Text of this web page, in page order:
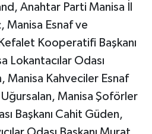
Anahtar Parti Manisa İl
Manisa Esnaf ve
Kooperatifi Başkanı
Lokantacılar Odası
Manisa Kahveciler Esnaf
Uğursalan, Manisa Şoförler
Başkanı Cahit Güden,